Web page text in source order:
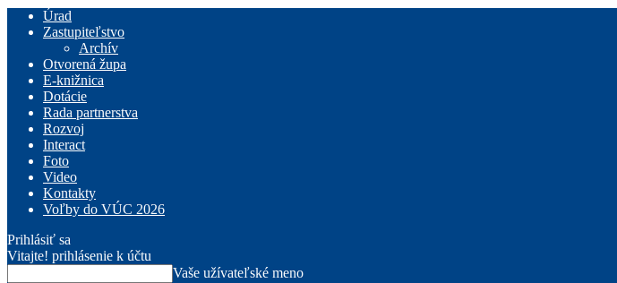
Úrad
Zastupiteľstvo
Archív
Otvorená župa
E-knižnica
Dotácie
Rada partnerstva
Rozvoj
Interact
Foto
Video
Kontakty
Voľby do VÚC 2026
Prihlásiť sa
Vitajte! prihlásenie k účtu
Vaše užívateľské meno